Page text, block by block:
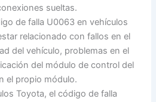
sueltas.
de falla U0063 en vehículos
relacionado con fallos en el
del vehículo, problemas en el
del módulo de control del
el propio módulo.
Toyota, el código de falla